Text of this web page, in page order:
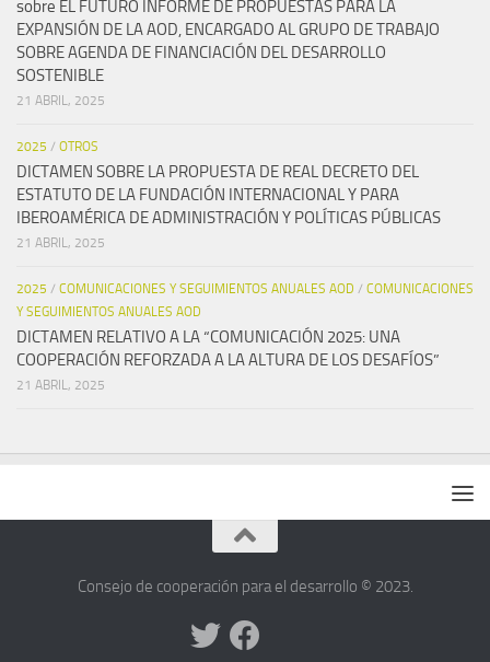
sobre EL FUTURO INFORME DE PROPUESTAS PARA LA
EXPANSIÓN DE LA AOD, ENCARGADO AL GRUPO DE TRABAJO
SOBRE AGENDA DE FINANCIACIÓN DEL DESARROLLO
SOSTENIBLE
21 ABRIL, 2025
2025 / OTROS
DICTAMEN SOBRE LA PROPUESTA DE REAL DECRETO DEL
ESTATUTO DE LA FUNDACIÓN INTERNACIONAL Y PARA
IBEROAMÉRICA DE ADMINISTRACIÓN Y POLÍTICAS PÚBLICAS
21 ABRIL, 2025
2025 / COMUNICACIONES Y SEGUIMIENTOS ANUALES AOD / COMUNICACIONES
Y SEGUIMIENTOS ANUALES AOD
DICTAMEN RELATIVO A LA “COMUNICACIÓN 2025: UNA
COOPERACIÓN REFORZADA A LA ALTURA DE LOS DESAFÍOS”
21 ABRIL, 2025
Consejo de cooperación para el desarrollo © 2023.